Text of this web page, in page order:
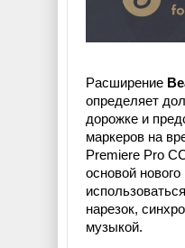
Расширение
определяет
дорожке и
маркеров на
Premiere Pro
основой
нарезок,
музыкой.